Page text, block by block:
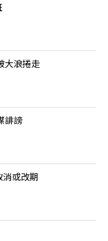
大浪捲走
誹謗
或改期